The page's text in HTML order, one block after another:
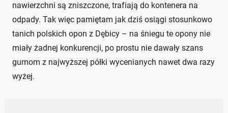
nawierzchni są zniszczone, trafiają do kontenera na
odpady. Tak więc pamiętam jak dziś osiągi stosunkowo
tanich polskich opon z Dębicy – na śniegu te opony nie
miały żadnej konkurencji, po prostu nie dawały szans
gumom z najwyższej półki wycenianych nawet dwa razy
wyżej.